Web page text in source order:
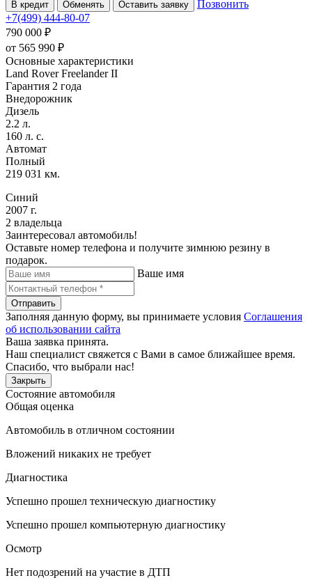
В кредит Обменять Оставить заявку
Позвонить
+7(499) 444-80-07
790 000 ₽
от 565 990 ₽
Основные характеристики
Land Rover Freelander II
Гарантия 2 года
Внедорожник
Дизель
2.2 л.
160 л. с.
Автомат
Полный
219 031 км.
Синий
2007 г.
2 владельца
Заинтересовал автомобиль!
Оставьте номер телефона и получите зимнюю резину в
подарок.
Ваше имя
Отправить
Заполняя данную форму, вы принимаете условия Соглашения
об использовании сайта
Ваша заявка принята.
Наш специалист свяжется с Вами в самое ближайшее время.
Спасибо, что выбрали нас!
Закрыть
Состояние автомобиля
Общая оценка
Автомобиль в отличном состоянии
Вложений никаких не требует
Диагностика
Успешно прошел техническую диагностику
Успешно прошел компьютерную диагностику
Осмотр
Нет подозрений на участие в ДТП